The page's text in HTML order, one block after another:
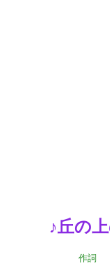
♪丘の
作詞